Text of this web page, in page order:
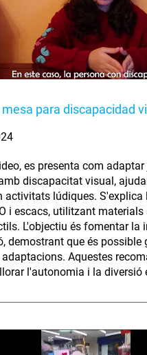
para discapacidad
es presenta com
discapacitat visual,
activitats lúdiques. S'explica
i escacs, utilitzant materials
L'objectiu és fomentar la
demostrant que és possible
Aquestes
l'autonomia i la diversió